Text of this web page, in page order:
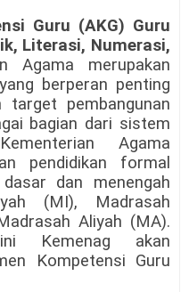
Guru (AKG) Guru
Literasi, Numerasi,
Agama merupakan
berperan penting
target pembangunan
bagian dari sistem
Agama
pendidikan formal
dan menengah
(MI), Madrasah
Aliyah (MA).
Kemenag akan
Kompetensi Guru